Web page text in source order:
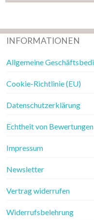
INFORMATIONEN
Allgemeine
Cookie-Richtlinie (EU)
Datenschutzerklärung
Echtheit von Bewertungen
Impressum
Newsletter
Vertrag widerrufen
Widerrufsbelehrung